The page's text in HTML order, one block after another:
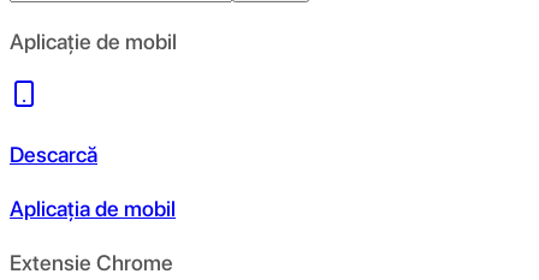
Aplicație de mobil
Descarcă
Aplicația de mobil
Extensie Chrome